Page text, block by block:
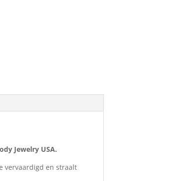
Jewelry USA.
vervaardigd en straalt